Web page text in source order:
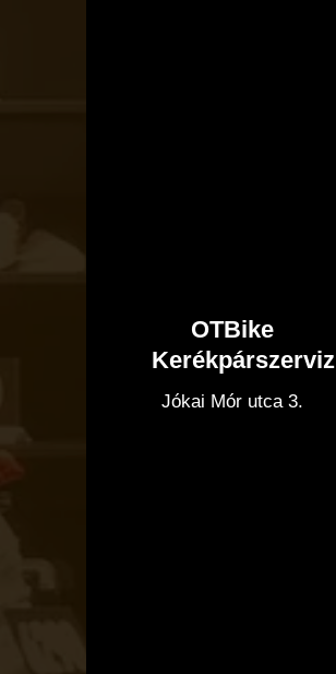
OTBike
Kerékpárszerviz
Jókai Mór utca 3.